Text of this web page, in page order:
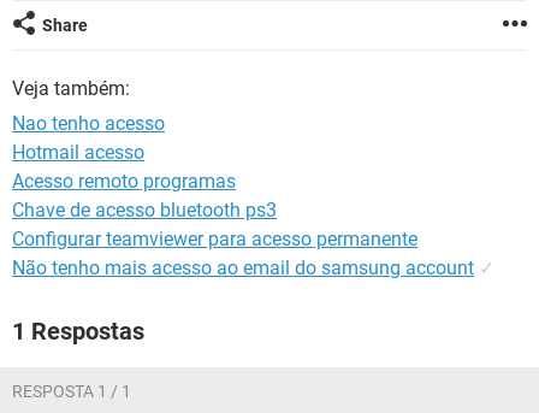
GUIA DE COMPRAS
Share
Veja também:
Nao tenho acesso
Hotmail acesso
Acesso remoto programas
Chave de acesso bluetooth ps3
Configurar teamviewer para acesso permanente
Não tenho mais acesso ao email do samsung account ✓
1 Respostas
RESPOSTA 1 / 1